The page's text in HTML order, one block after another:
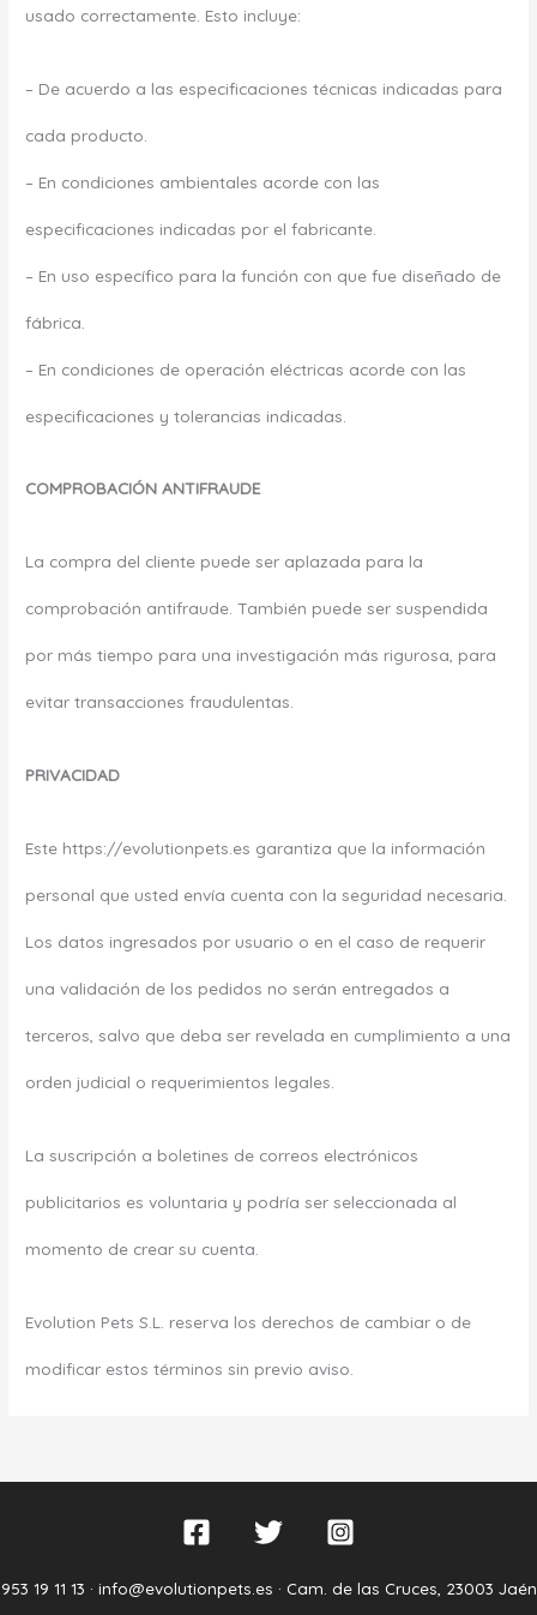
usado correctamente. Esto incluye:
– De acuerdo a las especificaciones técnicas indicadas para
cada producto.
– En condiciones ambientales acorde con las
especificaciones indicadas por el fabricante.
– En uso específico para la función con que fue diseñado de
fábrica.
– En condiciones de operación eléctricas acorde con las
especificaciones y tolerancias indicadas.
COMPROBACIÓN ANTIFRAUDE
La compra del cliente puede ser aplazada para la
comprobación antifraude. También puede ser suspendida
por más tiempo para una investigación más rigurosa, para
evitar transacciones fraudulentas.
PRIVACIDAD
Este https://evolutionpets.es garantiza que la información
personal que usted envía cuenta con la seguridad necesaria.
Los datos ingresados por usuario o en el caso de requerir
una validación de los pedidos no serán entregados a
terceros, salvo que deba ser revelada en cumplimiento a una
orden judicial o requerimientos legales.
La suscripción a boletines de correos electrónicos
publicitarios es voluntaria y podría ser seleccionada al
momento de crear su cuenta.
Evolution Pets S.L. reserva los derechos de cambiar o de
modificar estos términos sin previo aviso.
953 19 11 13 · info@evolutionpets.es · Cam. de las Cruces, 23003 Jaén